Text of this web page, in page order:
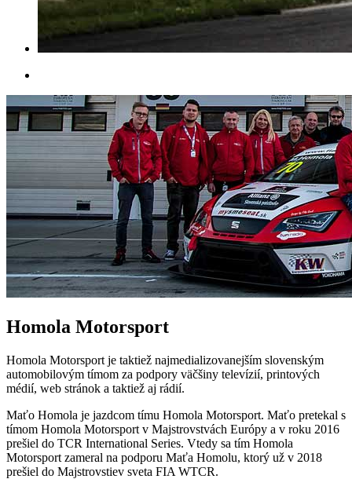
Homola Motorsport
Homola Motorsport je taktiež najmedializovanejším slovenským
automobilovým tímom za podpory väčšiny televízií, printových
médií, web stránok a taktiež aj rádií.
Maťo Homola je jazdcom tímu Homola Motorsport. Maťo pretekal s
tímom Homola Motorsport v Majstrovstvách Európy a v roku 2016
prešiel do TCR International Series. Vtedy sa tím Homola
Motorsport zameral na podporu Maťa Homolu, ktorý už v 2018
prešiel do Majstrovstiev sveta FIA WTCR.